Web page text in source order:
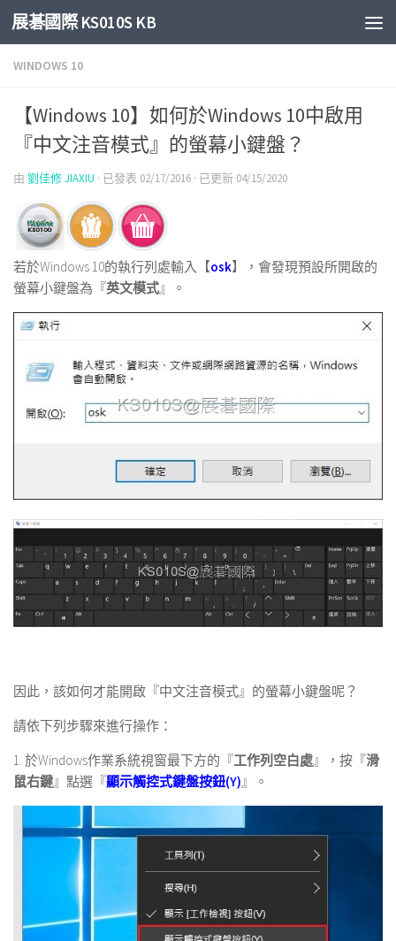
Skip to content
展碁國際 KS010S KB
WINDOWS 10
【Windows 10】如何於Windows 10中啟用
『中文注音模式』的螢幕小鍵盤？
由 劉佳修 JIAXIU · 已發表 02/17/2016 · 已更新 04/15/2020
若於Windows 10的執行列處輸入【osk】，會發現預設所開啟的
螢幕小鍵盤為『英文模式』。
因此，該如何才能開啟『中文注音模式』的螢幕小鍵盤呢？
請依下列步驟來進行操作：
1. 於Windows作業系統視窗最下方的『工作列空白處』，按『滑
鼠右鍵』點選『顯示觸控式鍵盤按鈕(Y)』。